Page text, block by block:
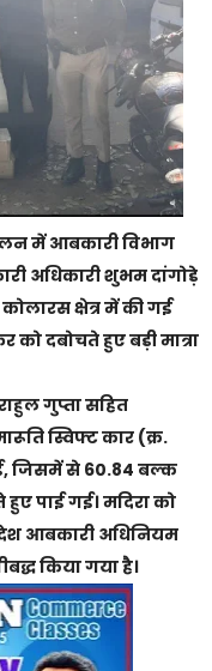
में आबकारी विभाग
अधिकारी शुभम दांगोड़े
क्षेत्र में की गई
को दबोचते हुए बड़ी मात्रा
गुप्ता सहित
स्विफ्ट कार (क्र.
जिसमें से 60.84 बल्क
पाई गई। मदिरा को
आबकारी अधिनियम
किया गया है।